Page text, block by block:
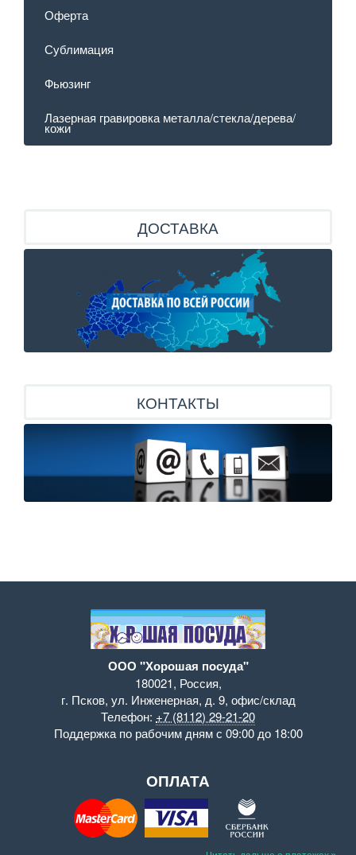
Оферта
Сублимация
Фьюзинг
Лазерная гравировка металла/стекла/дерева/
кожи
ДОСТАВКА
КОНТАКТЫ
ООО "Хорошая посуда"
180021, Россия,
г. Псков, ул. Инженерная, д. 9, офис/склад
Телефон: +7 (8112) 29-21-20
Поддержка по рабочим дням с 09:00 до 18:00
ОПЛАТА